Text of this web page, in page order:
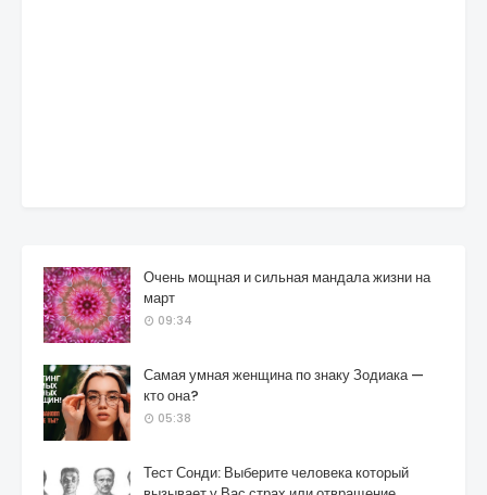
Очень мощная и сильная мандала жизни на
март
09:34
Самая умная женщина по знаку Зодиака —
кто она?
05:38
Тест Сонди: Выберите человека который